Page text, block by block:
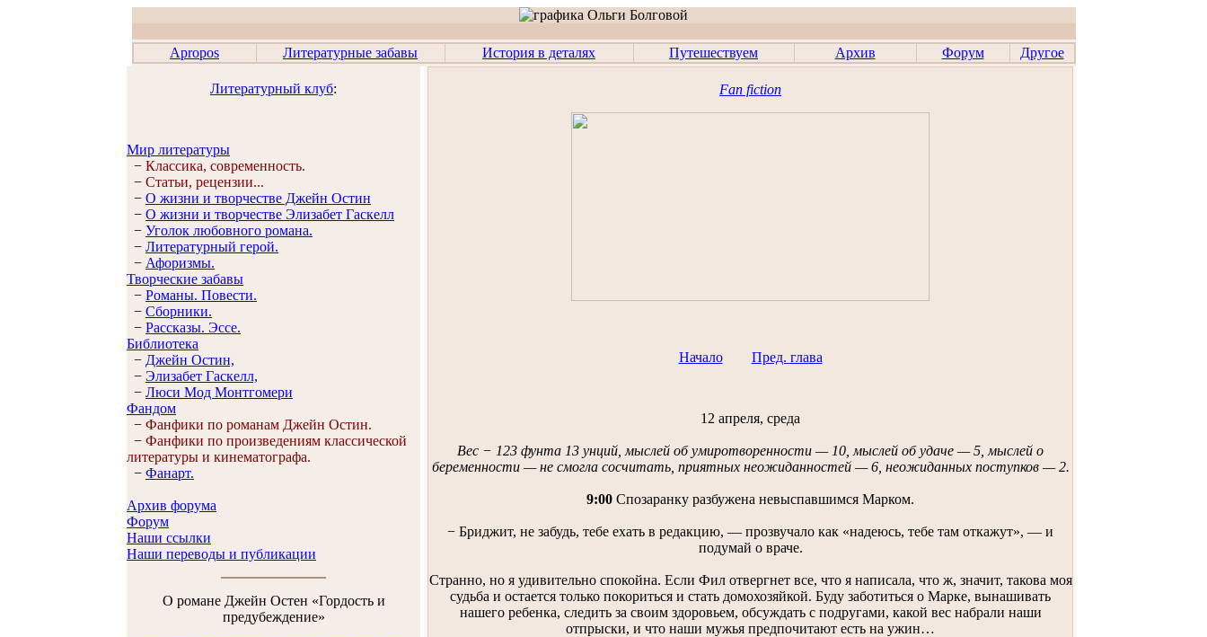
Apropos Литературные забавы История в деталях Путешествуем Архив Форум Другое
Литературный клуб:
Мир литературы
− Классика, современность.
− Статьи, рецензии...
− О жизни и творчестве Джейн Остин
− О жизни и творчестве Элизабет Гaскелл
− Уголок любовного романа.
− Литературный герой.
− Афоризмы.
Творческие забавы
− Романы. Повести.
− Сборники.
− Рассказы. Эссe.
Библиотека
− Джейн Остин,
− Элизабет Гaскелл,
− Люси Мод Монтгомери
Фандом
− Фанфики по романам Джейн Остин.
− Фанфики по произведениям классической
литературы и кинематографа.
− Фанарт.
Архив форума
Форум
Наши ссылки
Наши переводы и публикации
О романе Джейн Остен «Гордость и
предубеждение»
Fan fiction
Начало Пред. глава
12 апреля, среда
Вес − 123 фунта 13 унций, мыслей об умиротворенности — 10, мыслей об удаче — 5, мыслей о
беременности — не смогла сосчитать, приятных неожиданностей — 6, неожиданных поступков — 2.
9:00 Спозаранку разбужена невыспавшимся Марком.
− Бриджит, не забудь, тебе ехать в редакцию, — прозвучало как «надеюсь, тебе там откажут», — и
подумай о враче.
Странно, но я удивительно спокойна. Если Фил отвергнет все, что я написала, что ж, значит, такова моя
судьба и остается только покориться и стать домохозяйкой. Буду заботиться о Марке, вынашивать
нашего ребенка, следить за своим здоровьем, обсуждать с подругами, какой вес набрали наши
отпрыски, и что наши мужья предпочитают есть на ужин…